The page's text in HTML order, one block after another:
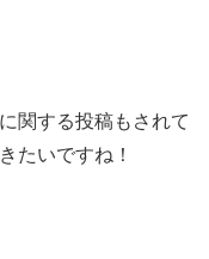
関する投稿もされて
たいですね！